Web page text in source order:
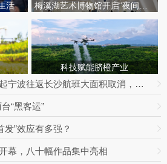
活 梅溪湖艺术博物馆开启“夜间模式”
科技赋能脐橙产业
受台风“白海豚”影响，今起宁波往返长沙航班大面积取消，明日19趟次全部停飞｜出行早知道
“黑客运”
”效应有多强？
幕，八十幅作品集中亮相